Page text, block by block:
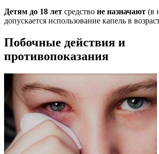
Детям до 18 лет средство не назначают (в
допускается использование капель в
Побочные действия и
противопоказания